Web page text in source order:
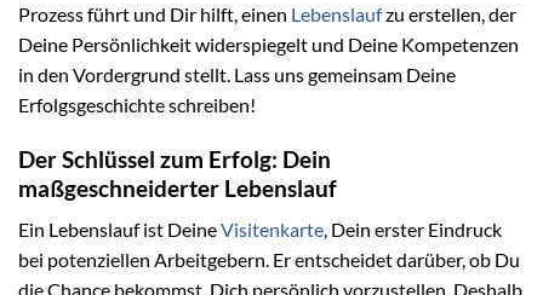
Prozess führt und Dir hilft, einen Lebenslaufzu erstellen, der
Deine Persönlichkeit widerspiegelt und Deine Kompetenzen
in den Vordergrund stellt. Lass uns gemeinsam Deine
Erfolgsgeschichte schreiben!
Der Schlüssel zum Erfolg: Dein
maßgeschneiderter Lebenslauf
Ein Lebenslauf ist DeineVisitenkarte, Dein erster Eindruck
bei potenziellen Arbeitgebern. Er entscheidet darüber, ob Du
die Chance bekommst, Dich persönlich vorzustellen. Deshalb